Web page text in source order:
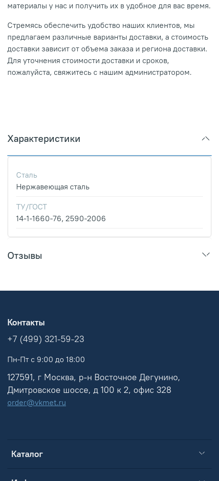
материалы у нас и получить их в удобное для вас время.
Стремясь обеспечить удобство наших клиентов, мы
предлагаем различные варианты доставки, а стоимость
доставки зависит от объема заказа и региона доставки.
Для уточнения стоимости доставки и сроков,
пожалуйста, свяжитесь с нашим администратором.
Характеристики
Сталь
Нержавеющая сталь
ТУ/ГОСТ
14-1-1660-76, 2590-2006
Отзывы
Каталог
Контакты
+7 (499) 321-59-23
Пн-Пт с 9:00 до 18:00
127591, г Москва, р-н Восточное Дегунино,
Дмитровское шоссе, д 100 к 2, офис 328
order@vkmet.ru